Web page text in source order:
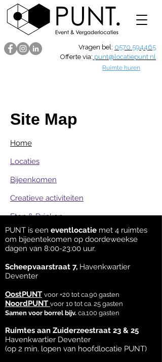
Vragen bel: 0570 594465
Offerte via: punt@locatiepunt.nl
Ruimte huren
Site Map
Home
Locaties
Bijeenkomen
Creatieve activiteiten
Eten & Drinken
Wij zijn Punt
- Privacybeleid
Contact
PUNT is een eventlocatie met 4 ruimtes
om bijeentekomen op doordeweekse
dagen van 8:00-23:00 uur. ​
Scheepvaarstraat 7, Havenkwartier
Deventer
OostPUNT voor +20 tot ca.90 gasten
NoordPUNT voor 10 tot ca. 25 gasten
Samen voor borrel bijv. ca.100 gasten
Ruimtes aan Zuiderzeestraat 23 & 25
Havenkwartier Deventer
(op 2 min. lopen van hoofdlocatie PUNT)